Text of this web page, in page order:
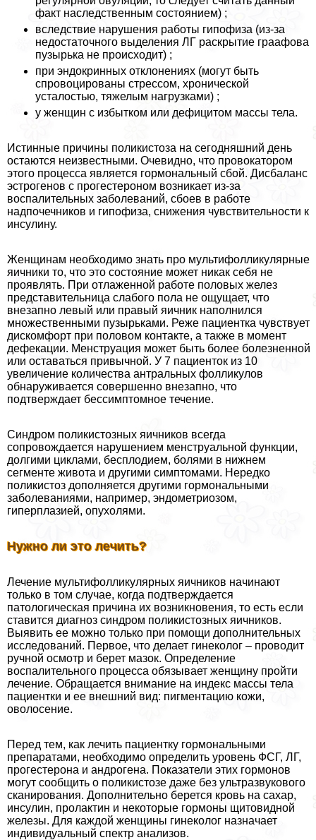
факт наследственным состоянием) ;
вследствие нарушения работы гипофиза (из-за
недостаточного выделения ЛГ раскрытие граафова
пузырька не происходит) ;
при эндокринных отклонениях (могут быть
спровоцированы стрессом, хронической
усталостью, тяжелым нагрузками) ;
у женщин с избытком или дефицитом массы тела.
Истинные причины поликистоза на сегодняшний день
остаются неизвестными. Очевидно, что провокатором
этого процесса является гормональный сбой. Дисбаланс
эстрогенов с прогестероном возникает из-за
воспалительных заболеваний, сбоев в работе
надпочечников и гипофиза, снижения чувствительности к
инсулину.
Женщинам необходимо знать про мультифолликулярные
яичники то, что это состояние может никак себя не
проявлять. При отлаженной работе половых желез
представительница слабого пола не ощущает, что
внезапно левый или правый яичник наполнился
множественными пузырьками. Реже пациентка чувствует
дискомфорт при половом контакте, а также в момент
дефекации. Менструация может быть более болезненной
или оставаться привычной. У 7 пациенток из 10
увеличение количества антральных фолликулов
обнаруживается совершенно внезапно, что
подтверждает бессимптомное течение.
Синдром поликистозных яичников всегда
сопровождается нарушением менструальной функции,
долгими циклами, бесплодием, болями в нижнем
сегменте живота и другими симптомами. Нередко
поликистоз дополняется другими гормональными
заболеваниями, например, эндометриозом,
гиперплазией, опухолями.
Нужно ли это лечить?
Лечение мультифолликулярных яичников начинают
только в том случае, когда подтверждается
патологическая причина их возникновения, то есть если
ставится диагноз синдром поликистозных яичников.
Выявить ее можно только при помощи дополнительных
исследований. Первое, что делает гинеколог – проводит
ручной осмотр и берет мазок. Определение
воспалительного процесса обязывает женщину пройти
лечение. Обращается внимание на индекс массы тела
пациентки и ее внешний вид: пигментацию кожи,
оволосение.
Перед тем, как лечить пациентку гормональными
препаратами, необходимо определить уровень ФСГ, ЛГ,
прогестерона и андрогена. Показатели этих гормонов
могут сообщить о поликистозе даже без ультразвукового
сканирования. Дополнительно берется кровь на сахар,
инсулин, пролактин и некоторые гормоны щитовидной
железы. Для каждой женщины гинеколог назначает
индивидуальный спектр анализов.